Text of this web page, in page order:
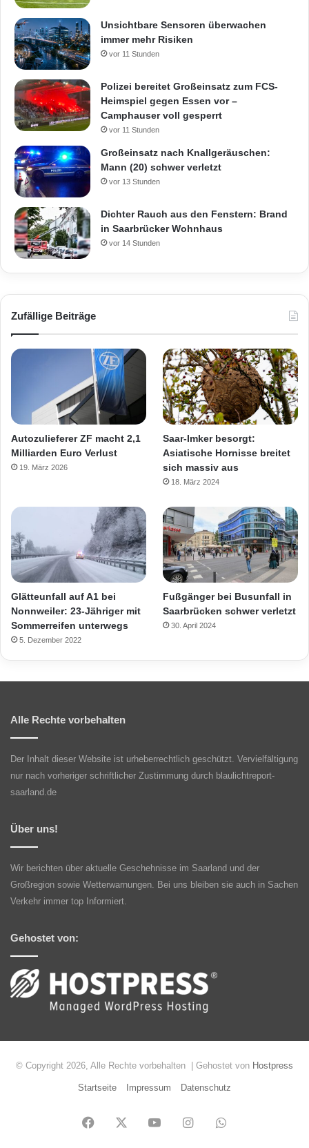
Unsichtbare Sensoren überwachen
immer mehr Risiken
vor 11 Stunden
Polizei bereitet Großeinsatz zum FCS-
Heimspiel gegen Essen vor –
Camphauser voll gesperrt
vor 11 Stunden
Großeinsatz nach Knallgeräuschen:
Mann (20) schwer verletzt
vor 13 Stunden
Dichter Rauch aus den Fenstern: Brand
in Saarbrücker Wohnhaus
vor 14 Stunden
Zufällige Beiträge
Autozulieferer ZF macht 2,1
Milliarden Euro Verlust
19. März 2026
Saar-Imker besorgt:
Asiatische Hornisse breitet
sich massiv aus
18. März 2024
Glätteunfall auf A1 bei
Nonnweiler: 23-Jähriger mit
Sommerreifen unterwegs
5. Dezember 2022
Fußgänger bei Busunfall in
Saarbrücken schwer verletzt
30. April 2024
Alle Rechte vorbehalten
Der Inhalt dieser Website ist urheberrechtlich geschützt. Vervielfältigung
nur nach vorheriger schriftlicher Zustimmung durch blaulichtreport-
saarland.de
Über uns!
Wir berichten über aktuelle Geschehnisse im Saarland und der
Großregion sowie Wetterwarnungen. Bei uns bleiben sie auch in Sachen
Verkehr immer top Informiert.
Gehostet von:
© Copyright 2026, Alle Rechte vorbehalten | Gehostet von Hostpress
Startseite Impressum Datenschutz
Facebook YouTubeInstagramWhatsApp